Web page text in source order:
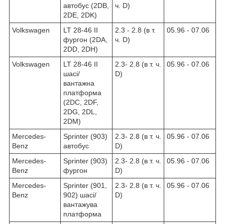
автобус (2DB,
2DE, 2DK)
ч. D)
Volkswagen
LT 28-46 II
фургон (2DA,
2DD, 2DH)
2.3 - 2.8 (в т.
ч. D)
05.96 - 07.06
Volkswagen
LT 28-46 II
шасі/
вантажна
платформа
(2DC, 2DF,
2DG, 2DL,
2DM)
2.3- 2.8 (в т. ч.
D)
05.96 - 07.06
Mercedes-
Benz
Sprinter (903)
автобус
2.3- 2.8 (в т. ч.
D)
05.96 - 07.06
Mercedes-
Benz
Sprinter (903)
фургон
2.3- 2.8 (в т. ч.
D)
05.96 - 07.06
Mercedes-
Benz
Sprinter (901,
902) шасі/
вантажува
платформа
2.3- 2.8 (в т. ч.
D)
05.96 - 07.06